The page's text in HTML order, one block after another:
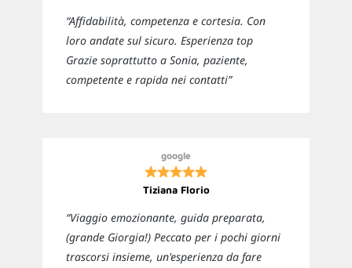
“Affidabilità, competenza e cortesia. Con
loro andate sul sicuro. Esperienza top
Grazie soprattutto a Sonia, paziente,
competente e rapida nei contatti”
google
Tiziana Florio
“Viaggio emozionante, guida preparata,
(grande Giorgia!) Peccato per i pochi giorni
trascorsi insieme, un'esperienza da fare